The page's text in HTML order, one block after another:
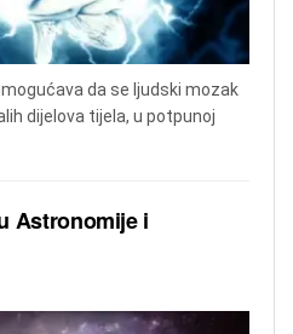
da se ljudski mozak
dijelova tijela, u potpunoj
Astronomije i